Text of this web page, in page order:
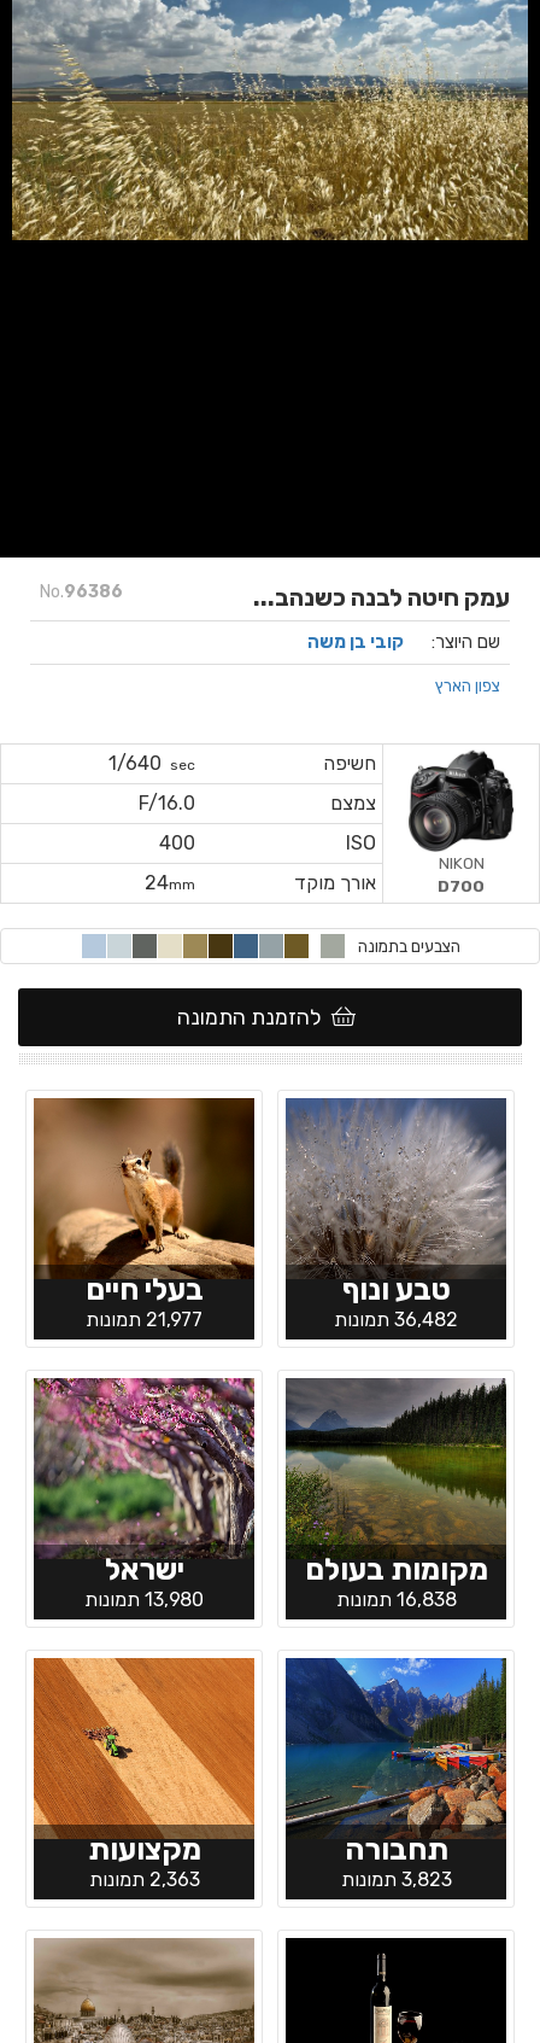
No.96386 עמק חיטה לבנה כשנהב...
שם היוצר: קובי בן משה
צפון הארץ
חשיפה sec
1/640
צמצם
F/16.0
ISO
400
אורך מוקד
24mm
NIKON
D700
הצבעים בתמונה
להזמנת התמונה
טבע ונוף
36,482 תמונות
בעלי חיים
21,977 תמונות
מקומות בעולם
16,838 תמונות
ישראל
13,980 תמונות
תחבורה
3,823 תמונות
מקצועות
2,363 תמונות